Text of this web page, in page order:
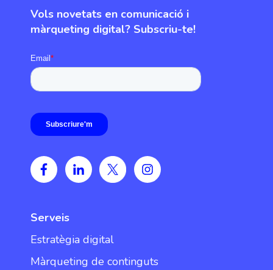
Vols novetats en comunicació i
màrqueting digital? Subscriu-te!
Serveis
Estratègia digital
Màrqueting de continguts